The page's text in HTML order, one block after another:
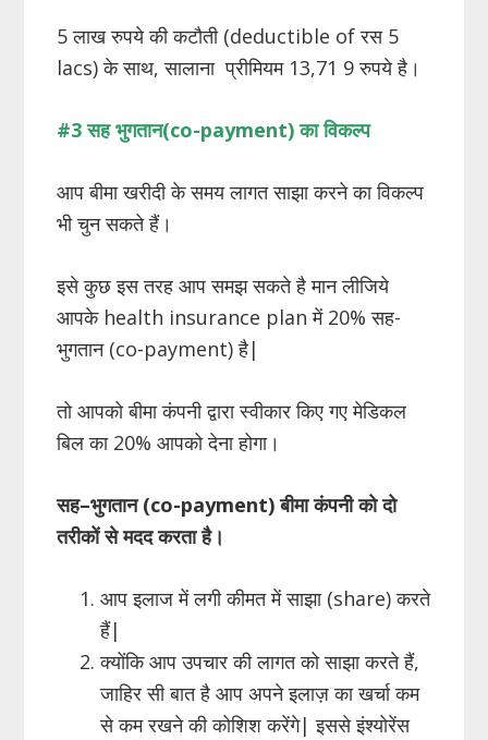
5 लाख रुपये की कटौती (deductible of रस 5
lacs) के साथ, सालाना प्रीमियम 13,71 9 रुपये है।
#3 सह भुगतान(co-payment)का विकल्प
आप बीमा खरीदी के समय लागत साझा करने का विकल्प
भी चुन सकते हैं।
इसे कुछ इस तरह आप समझ सकते है मान लीजिये
आपके health insurance plan में 20% सह-
भुगतान (co-payment) है|
तो आपको बीमा कंपनी द्वारा स्वीकार किए गए मेडिकल
बिल का 20% आपको देना होगा।
सह–भुगतान (co-payment) बीमा कंपनी को दो
तरीकों से मदद करता है।
आप इलाज में लगी कीमत में साझा (share) करते
हैं|
क्योंकि आप उपचार की लागत को साझा करते हैं,
जाहिर सी बात है आप अपने इलाज़ का खर्चा कम
से कम रखने की कोशिश करेंगे| इससे इंश्योरेंस